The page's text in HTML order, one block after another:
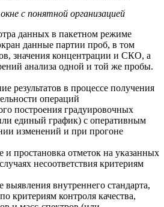
с понятной организацией
данных в пакетном режиме
данные партии проб, в том
значения концентрации и СКО, а
анализа одной и той же пробы.
результатов в процессе получения
операций
построения градуировочных
единый график) с оперативным
изменений и при прогоне
и простановка отметок на указанных
несоответствия критериям
выявления внутреннего стандарта,
критериям контроля качества,